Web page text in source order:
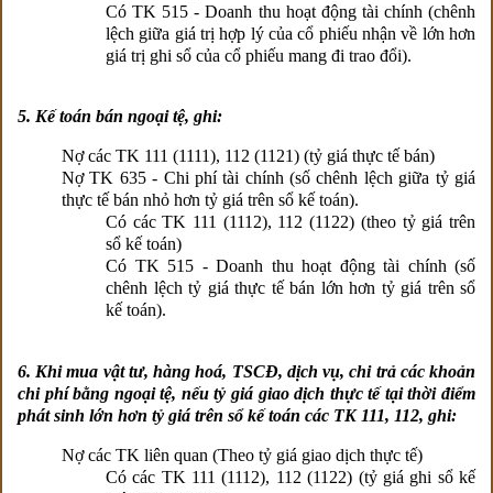
Có TK 515 - Doanh thu hoạt động tài chính (chênh
lệch giữa giá trị hợp lý của cổ phiếu nhận về lớn hơn
giá trị ghi sổ của cổ phiếu mang đi trao đổi).
5. Kế toán bán ngoại tệ, ghi:
Nợ các TK 111 (1111), 112 (1121) (tỷ giá thực tế bán)
Nợ TK 635 - Chi phí tài chính (số chênh lệch giữa tỷ giá
thực tế bán nhỏ hơn tỷ giá trên sổ kế toán).
Có các TK 111 (1112), 112 (1122) (theo tỷ giá trên
sổ kế toán)
Có TK 515 - Doanh thu hoạt động tài chính (số
chênh lệch tỷ giá thực tế bán lớn hơn tỷ giá trên sổ
kế toán).
6. Khi mua vật tư, hàng hoá, TSCĐ, dịch vụ, chi trả các khoản
chi phí bằng ngoại tệ, nếu tỷ giá giao dịch thực tế tại thời điểm
phát sinh lớn hơn tỷ giá trên sổ kế toán các TK 111, 112, ghi:
Nợ các TK liên quan (Theo tỷ giá giao dịch thực tế)
Có các TK 111 (1112), 112 (1122) (tỷ giá ghi sổ kế